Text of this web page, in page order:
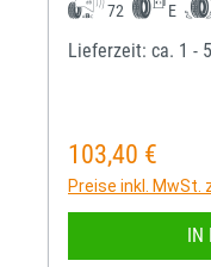
72 E
Lieferzeit: ca. 1 -
Regulärer Preis:
103,40 €
Preise inkl. MwSt.